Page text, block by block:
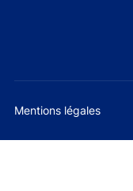
Mentions légales